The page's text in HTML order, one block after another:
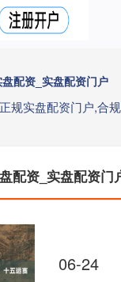
配资_实盘配资门户
规实盘配资门户,合
配资_实盘配资门
06-24